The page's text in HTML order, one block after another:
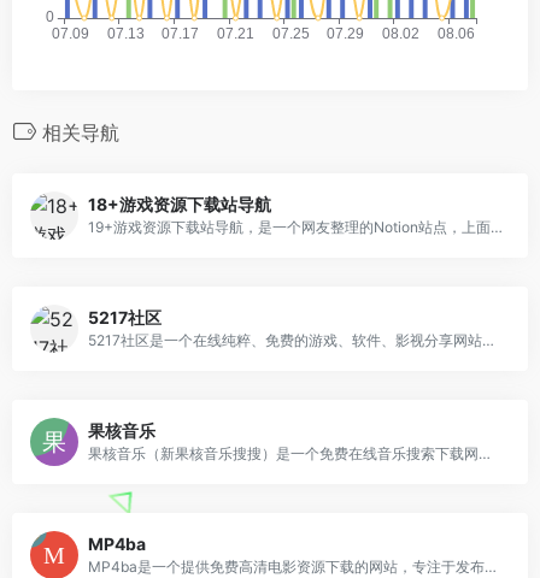
相关导航
18+游戏资源下载站导航
19+游戏资源下载站导航，是一个网友整理的Notion站点，上面详细收录整理了一些19+类型的游戏资源站点，包括名称、特点标签和站点地址】备用地址等等信息，而且还有在更新，目前收录了100+多个站点信息，感兴趣的同学可以到网站学习。
5217社区
5217社区是一个在线纯粹、免费的游戏、软件、影视分享网站，网站收录各种热门经典的游戏资源，解锁资源，而且还有实用软件和学习图片、影视资源等等，全部免费，感兴趣的同学可以到网站学习。
果核音乐
果核音乐（新果核音乐搜搜）是一个免费在线音乐搜索下载网站，网站提供音乐搜索和下载服务，无需注册登陆即可下载高品质音乐资源，每位用户每天可以免费下载20首，对于普通用户来说足够了，非常不错。
MP4ba
MP4ba是一个提供免费高清电影资源下载的网站，专注于发布高清MP4格式电影。它提供丰富的影视资源，包括720P、1080P和4K高清电影种子，用户可以免费下载最新电影。该平台成立于2016年，致力于分享各类高清电影种子。MP4ba的资源来自互联网，提供学习交流用途，并不承担版权责任，下载的电影种子应在24小时内删除。